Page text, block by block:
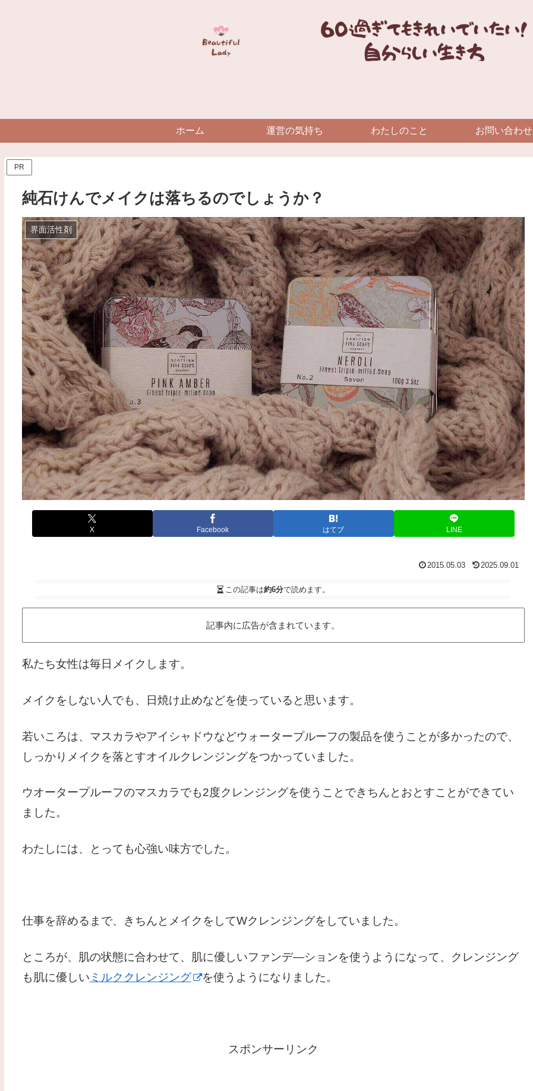
ホーム 運営の気持ち わたしのこと お問い合わせ
PR
純石けんでメイクは落ちるのでしょうか？
界面活性剤
X Facebook はてブ LINE
2015.05.03 2025.09.01
この記事は約6分で読めます。
記事内に広告が含まれています。
私たち女性は毎日メイクします。
メイクをしない人でも、日焼け止めなどを使っていると思います。
若いころは、マスカラやアイシャドウなどウォータープルーフの製品を使うことが多かったので、
しっかりメイクを落とすオイルクレンジングをつかっていました。
ウオータープルーフのマスカラでも2度クレンジングを使うことできちんとおとすことができてい
ました。
わたしには、とっても心強い味方でした。
仕事を辞めるまで、きちんとメイクをしてWクレンジングをしていました。
ところが、肌の状態に合わせて、肌に優しいファンデ―ションを使うようになって、クレンジング
も肌に優しい ミルククレンジング を使うようになりました。
スポンサーリンク